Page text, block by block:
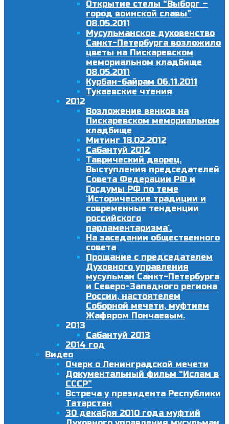
Открытие стелы “Выборг –
город воинской славы”
08.05.2011
Мусульманское духовенство
Санкт-Петербурга возложило
цветы на Пискаревском
мемориальном кладбище
08.05.2011
Курбан-байрам 06.11.2011
Тукаевские чтения
2012
Возложение венков на
Пискаревском мемориальном
кладбище
Митинг 18.02.2012
Сабантуй 2012
Таврический дворец.
Выступления председателей
Совета Федерации РФ и
Госдумы РФ по теме
`Исторические традиции и
современные тенденции
российского
парламентаризма`.
На заседании общественного
совета
Прощание с председателем
Духовного управления
мусульман Санкт-Петербурга
и Северо-Западного региона
России, настоятелем
Соборной мечети, муфтием
Жафяром Пончаевым.
2013
Сабантуй 2013
2014 год
Видео
Очерк о Ленинградской мечети
Документальный фильм “Ислам в
СССР”
Встреча у президента Республики
Татарстан
30 декабря 2010 года муфтий